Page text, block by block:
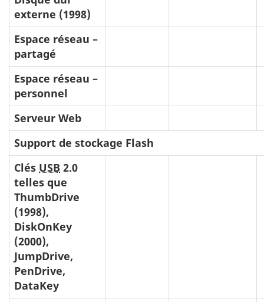
externe (1998)
Espace réseau –
partagé
Espace réseau –
personnel
Serveur Web
Support de stockage Flash
Clés USB 2.0
telles que
ThumbDrive
(1998),
DiskOnKey
(2000),
JumpDrive,
PenDrive,
DataKey